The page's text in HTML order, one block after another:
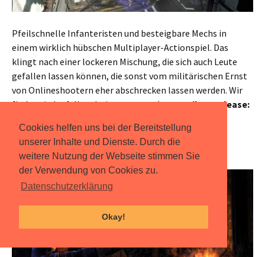
Cookies helfen uns bei der Bereitstellung
unserer Inhalte und Dienste. Durch die
weitere Nutzung der Webseite stimmen Sie
der Verwendung von Cookies zu.
Datenschutzerklärung
Okay!
Pfeilschnelle Infanteristen und besteigbare Mechs in
einem wirklich hübschen Multiplayer-Actionspiel. Das
klingt nach einer lockeren Mischung, die sich auch Leute
gefallen lassen können, die sonst vom militärischen Ernst
von Onlineshootern eher abschrecken lassen werden. Wir
findens jedenfalls sehr interessant. (Angepeilter Release:
The Walking Dead